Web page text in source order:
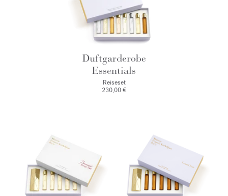
Duftgarderobe
Essentials
Reiseset
230,00 €